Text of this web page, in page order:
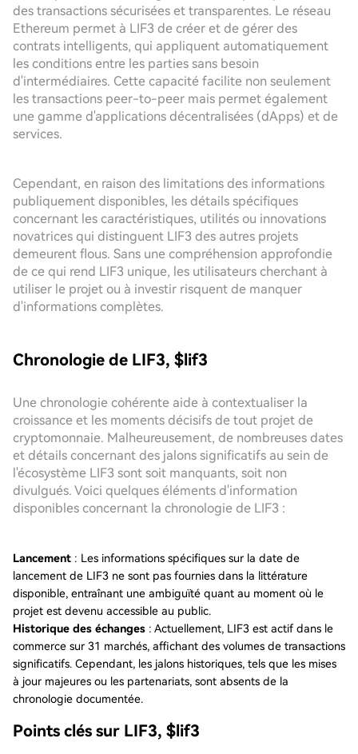
des transactions sécurisées et transparentes. Le réseau
Ethereum permet à LIF3 de créer et de gérer des
contrats intelligents, qui appliquent automatiquement
les conditions entre les parties sans besoin
d'intermédiaires. Cette capacité facilite non seulement
les transactions peer-to-peer mais permet également
une gamme d'applications décentralisées (dApps) et de
services.
Cependant, en raison des limitations des informations
publiquement disponibles, les détails spécifiques
concernant les caractéristiques, utilités ou innovations
novatrices qui distinguent LIF3 des autres projets
demeurent flous. Sans une compréhension approfondie
de ce qui rend LIF3 unique, les utilisateurs cherchant à
utiliser le projet ou à investir risquent de manquer
d'informations complètes.
Chronologie de LIF3, $lif3
Une chronologie cohérente aide à contextualiser la
croissance et les moments décisifs de tout projet de
cryptomonnaie. Malheureusement, de nombreuses dates
et détails concernant des jalons significatifs au sein de
l'écosystème LIF3 sont soit manquants, soit non
divulgués. Voici quelques éléments d'information
disponibles concernant la chronologie de LIF3 :
Lancement : Les informations spécifiques sur la date de
lancement de LIF3 ne sont pas fournies dans la littérature
disponible, entraînant une ambiguïté quant au moment où le
projet est devenu accessible au public.
Historique des échanges : Actuellement, LIF3 est actif dans le
commerce sur 31 marchés, affichant des volumes de transactions
significatifs. Cependant, les jalons historiques, tels que les mises
à jour majeures ou les partenariats, sont absents de la
chronologie documentée.
Points clés sur LIF3, $lif3